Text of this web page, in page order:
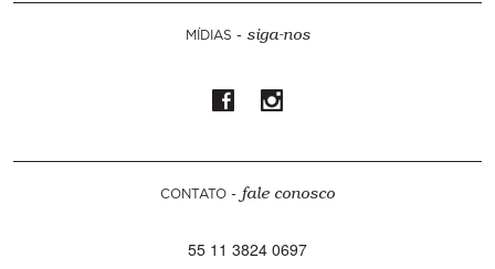
MÍDIAS - siga-nos
CONTATO - fale conosco
55 11 3824 0697